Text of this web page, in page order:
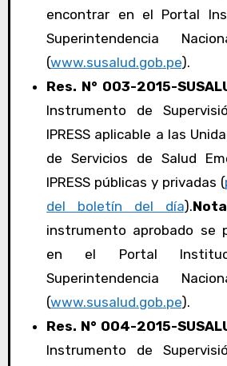
encontrar en el Portal
Superintendencia
(www.susalud.gob.pe).
Res. N° 003-2015-
Instrumento de
IPRESS aplicable a las
de Servicios de Salud
IPRESS públicas y privadas (
del boletín del día).Nota
instrumento aprobado se
en el Portal
Superintendencia
(www.susalud.gob.pe).
Res. N° 004-2015-
Instrumento de